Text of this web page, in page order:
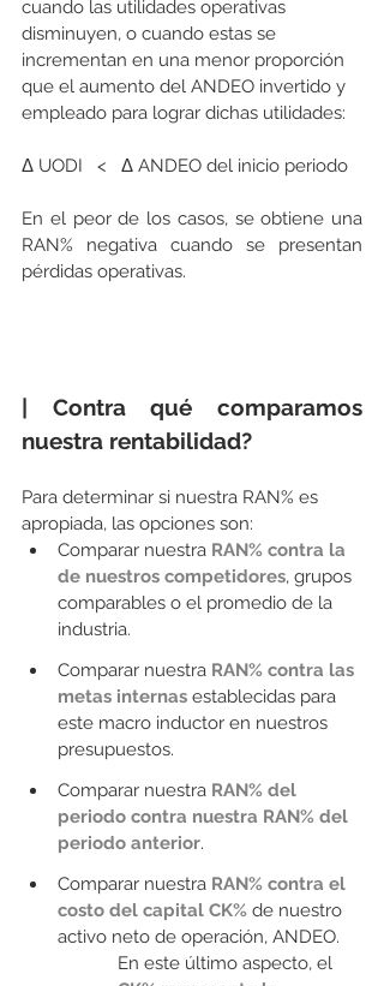
cuando las utilidades operativas
disminuyen, o cuando estas se
incrementan en una menor proporción
que el aumento del ANDEO invertido y
empleado para lograr dichas utilidades:
Δ UODI   <   Δ ANDEO del inicio periodo
En el peor de los casos, se obtiene una
RAN% negativa cuando se presentan
pérdidas operativas.
| Contra qué comparamos
nuestra rentabilidad?
Para determinar si nuestra RAN% es
apropiada, las opciones son:
Comparar nuestra RAN% contra la
de nuestros competidores, grupos
comparables o el promedio de la
industria.
Comparar nuestra RAN% contra las
metas internas establecidas para
este macro inductor en nuestros
presupuestos.
Comparar nuestra RAN% del
periodo contra nuestra RAN% del
periodo anterior.
Comparar nuestra RAN% contra el
costo del capital CK% de nuestro
activo neto de operación, ANDEO.
En este último aspecto, el